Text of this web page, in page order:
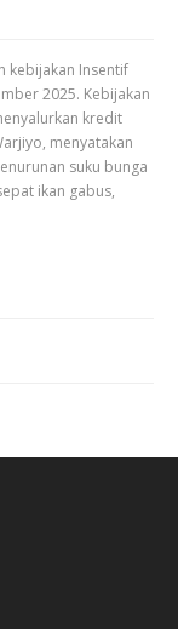
kebijakan Insentif
2025. Kebijakan
kredit
menyatakan
suku bunga
ikan gabus,